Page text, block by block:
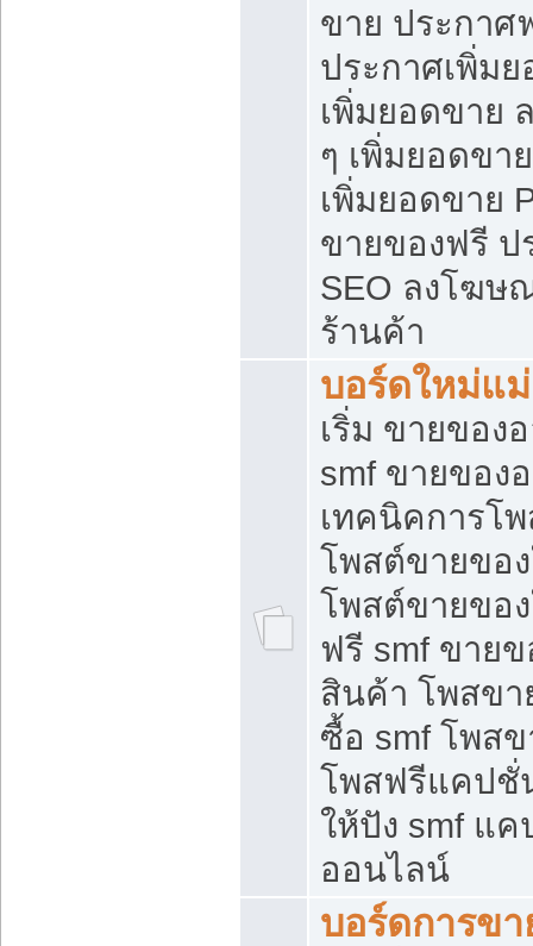
ขาย ประกาศ
ประกาศเพิ่ม
เพิ่มยอดขาย
ๆ เพิ่มยอดขา
เพิ่มยอดขาย
ขายของฟรี ป
SEO ลงโฆษ
ร้านค้า
บอร์ดใหม่แ
เริ่ม ขายของ
smf ขายของ
เทคนิคการโ
โพสต์ขายขอ
โพสต์ขายขอ
ฟรี smf ขาย
สินค้า โพสขา
ซื้อ smf โพส
โพสฟรีแคปชั่
ให้ปัง smf แ
ออนไลน์
บอร์ดการข